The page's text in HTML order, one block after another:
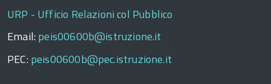
URP - Ufficio Relazioni col Pubblico
Email: peis00600b@istruzione.it
PEC: peis00600b@pec.istruzione.it